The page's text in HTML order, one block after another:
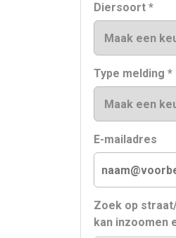
Diersoort *
Type melding *
E-mailadres
Zoek op
kan inzoomen